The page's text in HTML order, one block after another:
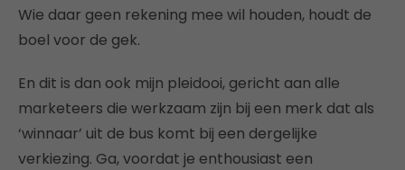
Wie daar geen rekening mee wil houden, houdt de
boel voor de gek.
En dit is dan ook mijn pleidooi, gericht aan alle
marketeers die werkzaam zijn bij een merk dat als
‘winnaar’ uit de bus komt bij een dergelijke
verkiezing. Ga, voordat je enthousiast een